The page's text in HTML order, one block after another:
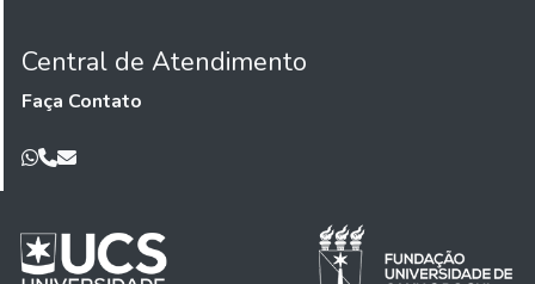
Central de Atendimento
Faça Contato